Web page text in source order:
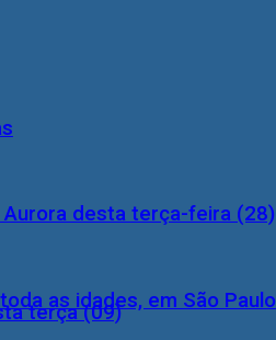
terça (09)
desta terça-feira (28)
as idades, em São Paulo